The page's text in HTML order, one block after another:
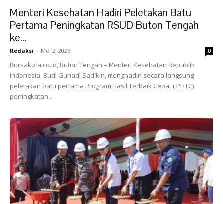
Menteri Kesehatan Hadiri Peletakan Batu
Pertama Peningkatan RSUD Buton Tengah
ke...
Redaksi - Mei 2, 2025 0
Bursakota.co.id, Buton Tengah – Menteri Kesehatan Republik
Indonesia, Budi Gunadi Sadikin, menghadiri secara langsung
peletakan batu pertama Program Hasil Terbaik Cepat ( PHTC)
peningkatan...